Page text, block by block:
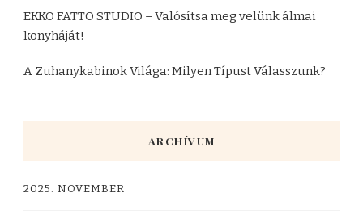
EKKO FATTO STUDIO – Valósítsa meg velünk álmai
konyháját!
A Zuhanykabinok Világa: Milyen Típust Válasszunk?
ARCHÍVUM
2025. NOVEMBER